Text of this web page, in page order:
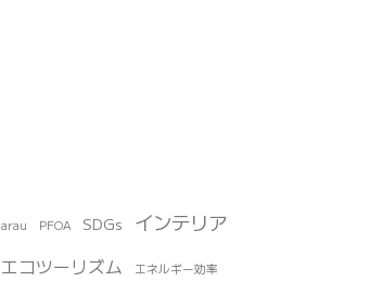
arau PFOA SDGs インテリア
エコツーリズム エネルギー効率